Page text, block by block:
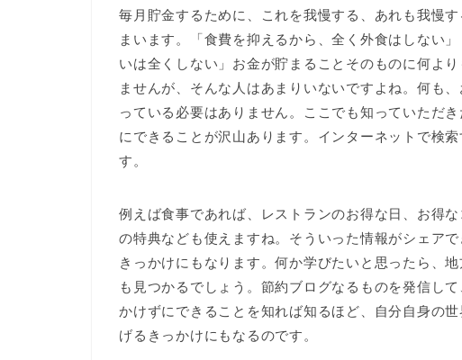
毎月貯金するために、これを我慢する、あれも我慢
まいます。「食費を抑えるから、全く外食はしない
いは全くしない」お金が貯まることそのものに何よ
ませんが、そんな人はあまりいないですよね。何も
っている必要はありません。ここでも知っていただ
にできることが沢山あります。インターネットで検
す。
例えば食事であれば、レストランのお得な日、お得
の特典なども使えますね。そういった情報がシェア
きっかけにもなります。何か学びたいと思ったら、
も見つかるでしょう。節約ブログなるものを発信し
かけずにできることを知れば知るほど、自分自身の
げるきっかけにもなるのです。